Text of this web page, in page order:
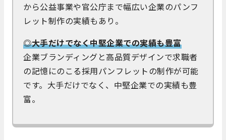
から公益事業や官公庁まで幅広い企業のパンフ
レット制作の実績もあり。
◎大手だけでなく中堅企業での実績も豊富
企業ブランディングと高品質デザインで求職者
の記憶にのこる採用パンフレットの制作が可能
です。大手だけでなく、中堅企業での実績も豊
富。